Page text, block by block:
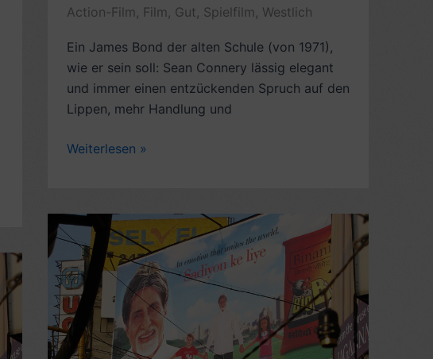
–
Video
–
8
Sterne
Action-Film Film Gut Spielfilm Westlich
Ein James Bond der alten Schule (von 1971),
wie er sein soll: Sean Connery lässig elegant
und immer einen entzückenden Spruch auf den
Lippen, mehr Handlung und
Rezension
(1971,
engl.
Diamonds
Are
Forever,
mit
Sean
Weiterlesen »